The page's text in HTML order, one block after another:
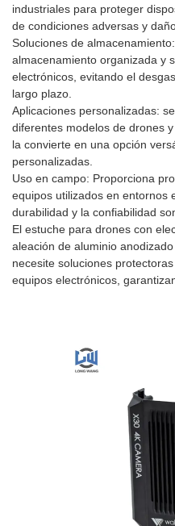
industriales para proteger
de condiciones adversas y
Soluciones de
almacenamiento organizada y
electrónicos, evitando el
largo plazo.
Aplicaciones personalizadas:
diferentes modelos de drones
la convierte en una opción
personalizadas.
Uso en campo: Proporciona
equipos utilizados en entornos
durabilidad y la confiabilidad
El estuche para drones con
aleación de aluminio
necesite soluciones
equipos electrónicos,